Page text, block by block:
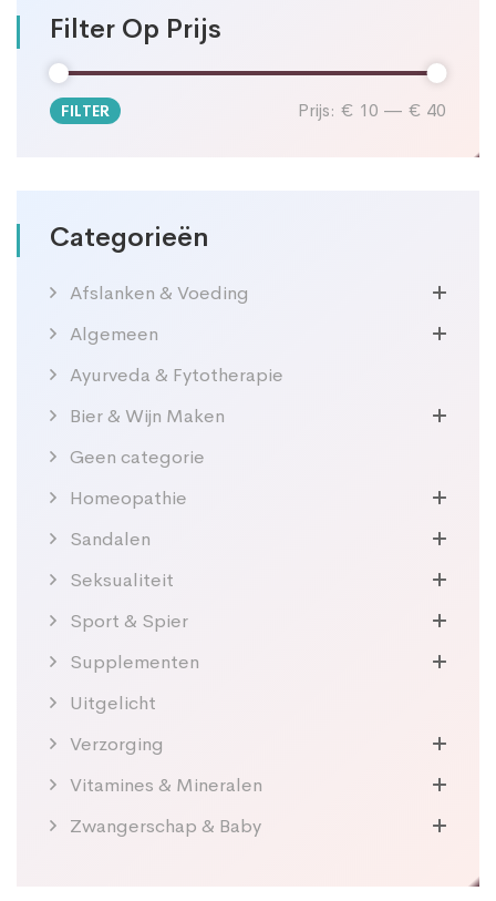
Filter Op Prijs
Min.
Max.
FILTER Prijs: € 10 — € 40
Categorieën
Afslanken & Voeding
Algemeen
Ayurveda & Fytotherapie
Bier & Wijn Maken
Geen categorie
Homeopathie
Sandalen
Seksualiteit
Sport & Spier
Supplementen
Uitgelicht
Verzorging
Vitamines & Mineralen
Zwangerschap & Baby